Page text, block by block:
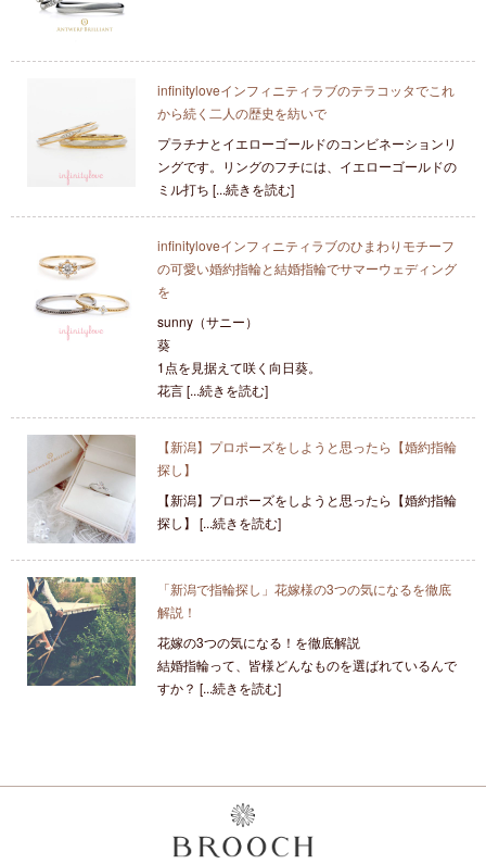
infinityloveインフィニティラブのテラコッタでこれ
から続く二人の歴史を紡いで
プラチナとイエローゴールドのコンビネーションリ
ングです。リングのフチには、イエローゴールドの
ミル打ち [...続きを読む]
infinityloveインフィニティラブのひまわりモチーフ
の可愛い婚約指輪と結婚指輪でサマーウェディング
を
sunny（サニー）
葵
1点を見据えて咲く向日葵。
花言 [...続きを読む]
【新潟】プロポーズをしようと思ったら【婚約指輪
探し】
【新潟】プロポーズをしようと思ったら【婚約指輪
探し】 [...続きを読む]
「新潟で指輪探し」花嫁様の3つの気になるを徹底
解説！
花嫁の3つの気になる！を徹底解説
結婚指輪って、皆様どんなものを選ばれているんで
すか？ [...続きを読む]